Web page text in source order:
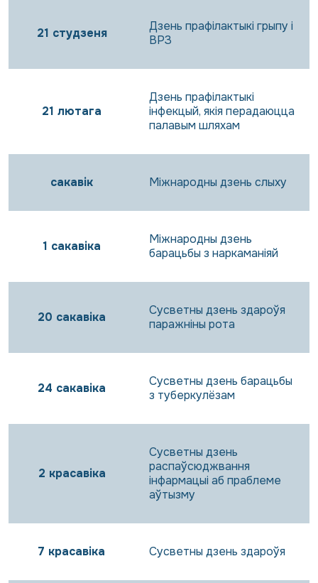
21 студзеня
Дзень прафілактыкі грыпу і
ВРЗ
21 лютага
Дзень прафілактыкі
інфекцый, якія перадаюцца
палавым шляхам
сакавік Міжнародны дзень слыху
1 сакавіка
Міжнародны дзень
барацьбы з наркаманіяй
20 сакавіка
Сусветны дзень здароўя
паражніны рота
24 сакавіка
Сусветны дзень барацьбы
з туберкулёзам
2 красавіка
Сусветны дзень
распаўсюджвання
інфармацыі аб праблеме
аўтызму
7 красавіка Сусветны дзень здароўя